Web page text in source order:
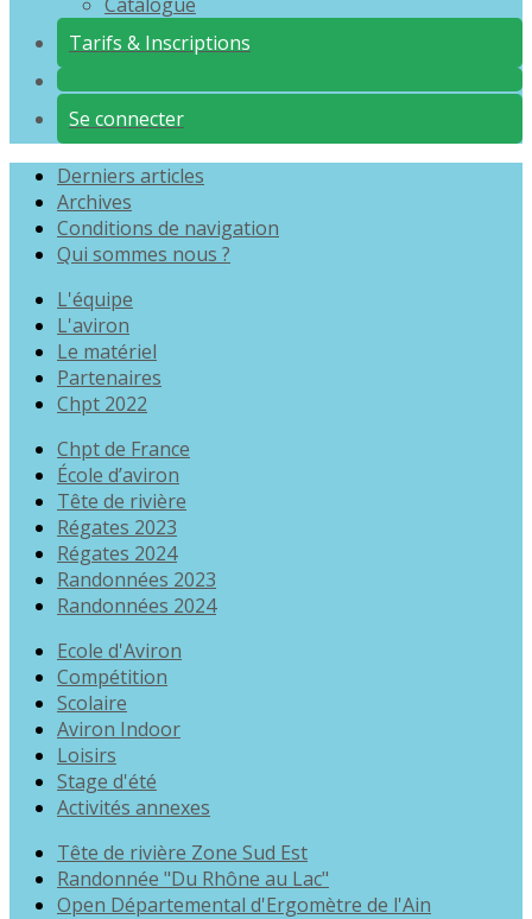
Tarifs & Inscriptions
Se connecter
Derniers articles
Archives
Conditions de navigation
Qui sommes nous ?
L'équipe
L'aviron
Le matériel
Partenaires
Chpt 2022
Chpt de France
École d’aviron
Tête de rivière
Régates 2023
Régates 2024
Randonnées 2023
Randonnées 2024
Ecole d'Aviron
Compétition
Scolaire
Aviron Indoor
Loisirs
Stage d'été
Activités annexes
Tête de rivière Zone Sud Est
Randonnée "Du Rhône au Lac"
Open Départemental d'Ergomètre de l'Ain